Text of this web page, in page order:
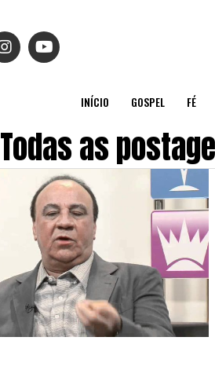
INÍCIO GOSPEL FÉ
Todas as